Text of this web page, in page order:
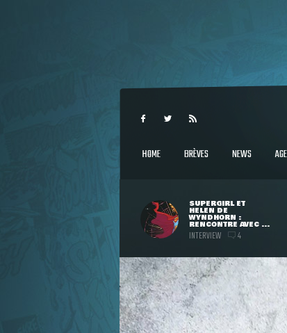
HOME BRÈVES NEWS
SUPERGIRL ET
HELEN DE
WYNDHORN :
RENCONTRE AVEC ...
INTERVIEW 4